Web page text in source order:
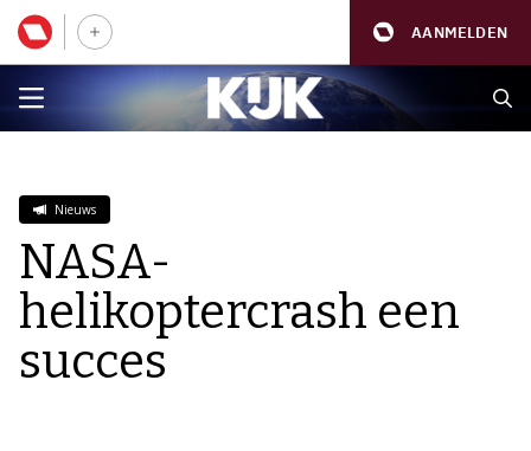
AANMELDEN
Nieuws
NASA-
helikoptercrash een
succes